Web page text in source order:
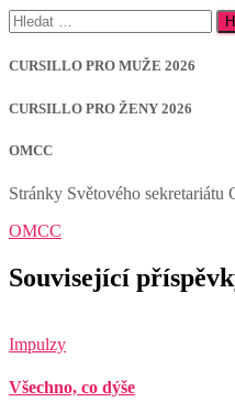
Vyhledávání
CURSILLO PRO MUŽE 2026
CURSILLO PRO ŽENY 2026
OMCC
Stránky Světového
OMCC
Související
Impulzy
Všechno, co dýše